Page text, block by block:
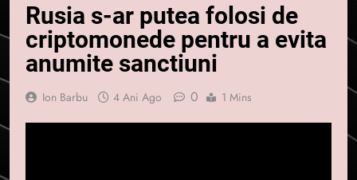
Rusia s-ar putea folosi de
criptomonede pentru a evita
anumite sanctiuni
Ion Barbu 4 Ani Ago 0 1 Mins